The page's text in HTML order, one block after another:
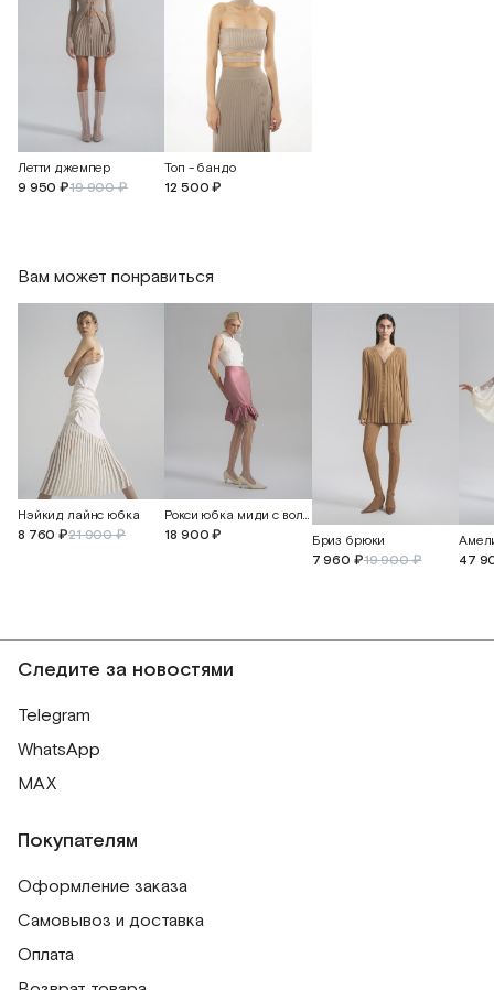
Летти джемпер
9 950 ₽19 900 ₽
Топ - бандо
12 500 ₽
Вам может понравиться
Нэйкид лайнс юбка
8 760 ₽21 900 ₽
Рокси юбка миди с воланом
18 900 ₽
Бриз брюки
7 960 ₽19 900 ₽ 47
Следите за новостями
Telegram
WhatsApp
MAX
Покупателям
Оформление заказа
Самовывоз и доставка
Оплата